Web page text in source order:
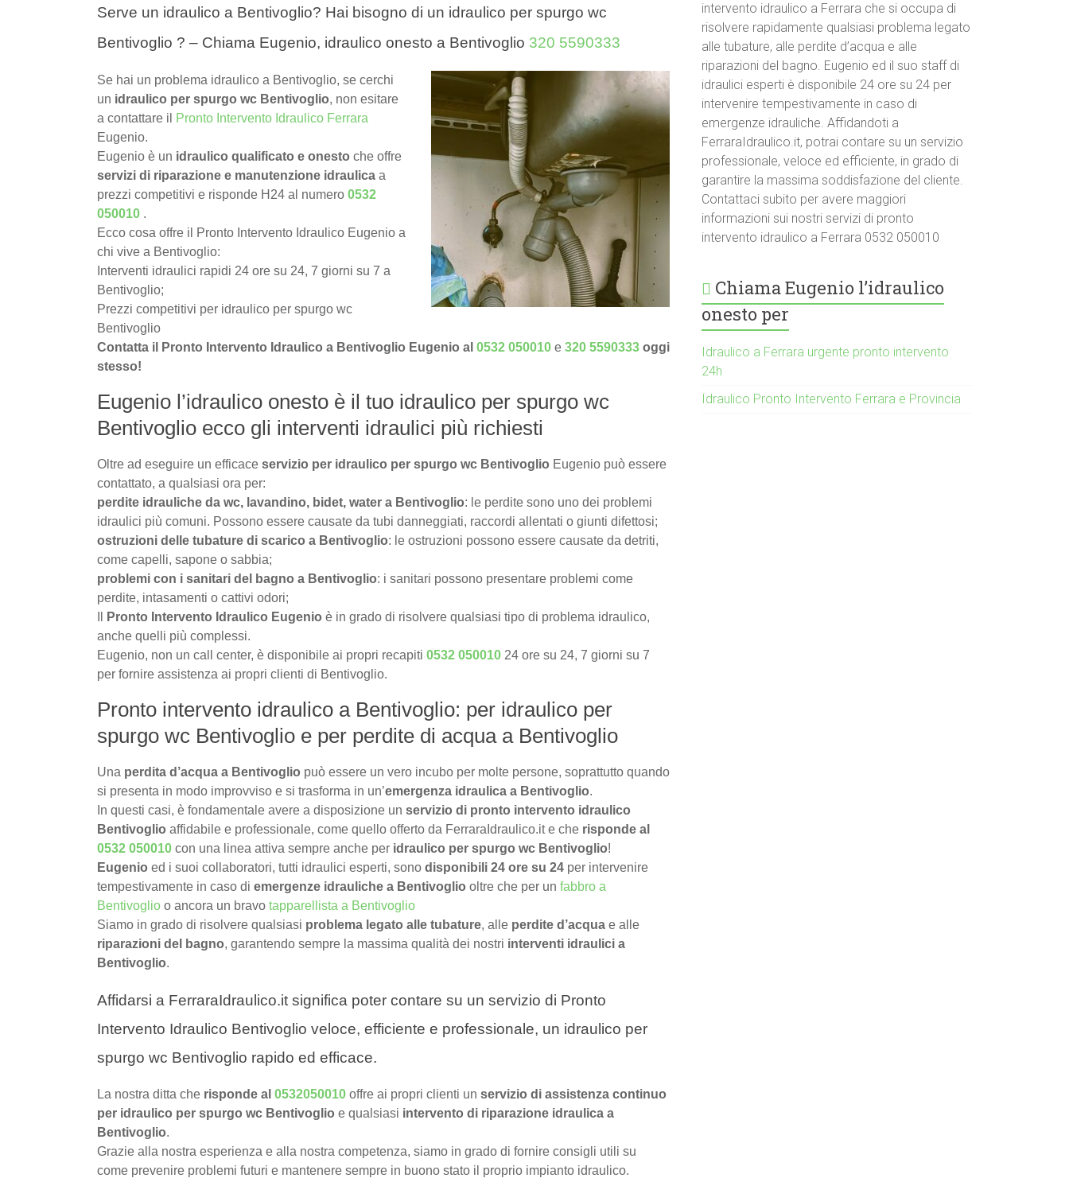
Serve un idraulico a Bentivoglio? Hai bisogno di un idraulico per spurgo wc
Bentivoglio ? – Chiama Eugenio, idraulico onesto a Bentivoglio 320 5590333
Se hai un problema idraulico a Bentivoglio, se cerchi
un idraulico per spurgo wc Bentivoglio, non esitare
a contattare il
Pronto Intervento Idraulico Ferrara
Eugenio.
Eugenio è un idraulico qualificato e onesto che offre
servizi di riparazione e manutenzione idraulica a
prezzi competitivi e risponde H24 al numero 0532
050010 .
Ecco cosa offre il Pronto Intervento Idraulico Eugenio a
chi vive a Bentivoglio:
Interventi idraulici rapidi 24 ore su 24, 7 giorni su 7 a
Bentivoglio;
Prezzi competitivi per idraulico per spurgo wc
Bentivoglio
Contatta il Pronto Intervento Idraulico a Bentivoglio Eugenio al 0532 050010 e 320 5590333 oggi
stesso!
Eugenio l’idraulico onesto è il tuo idraulico per spurgo wc
Bentivoglio ecco gli interventi idraulici più richiesti
Oltre ad eseguire un efficace servizio per idraulico per spurgo wc Bentivoglio Eugenio può essere
contattato, a qualsiasi ora per:
perdite idrauliche da wc, lavandino, bidet, water a Bentivoglio: le perdite sono uno dei problemi
idraulici più comuni. Possono essere causate da tubi danneggiati, raccordi allentati o giunti difettosi;
ostruzioni delle tubature di scarico a Bentivoglio: le ostruzioni possono essere causate da detriti,
come capelli, sapone o sabbia;
problemi con i sanitari del bagno a Bentivoglio: i sanitari possono presentare problemi come
perdite, intasamenti o cattivi odori;
Pronto Intervento Idraulico Eugenio è in grado di risolvere qualsiasi tipo di problema idraulico,
anche quelli più complessi.
Eugenio, non un call center, è disponibile ai propri recapiti 0532 050010 24 ore su 24, 7 giorni su 7
per fornire assistenza ai propri clienti di Bentivoglio.
Pronto intervento idraulico a Bentivoglio: per idraulico per
spurgo wc Bentivoglio e per perdite di acqua a Bentivoglio
Una perdita d’acqua a Bentivoglio può essere un vero incubo per molte persone, soprattutto quando
si presenta in modo improvviso e si trasforma in un’emergenza idraulica a Bentivoglio.
In questi casi, è fondamentale avere a disposizione un servizio di pronto intervento idraulico
Bentivoglio affidabile e professionale, come quello offerto da FerraraIdraulico.it e che risponde al
0532 050010 con una linea attiva sempre anche per idraulico per spurgo wc Bentivoglio!
Eugenio ed i suoi collaboratori, tutti idraulici esperti, sono disponibili 24 ore su 24 per intervenire
tempestivamente in caso di emergenze idrauliche a Bentivoglio oltre che per un fabbro a
Bentivoglio o ancora un bravo tapparellista a Bentivoglio
Siamo in grado di risolvere qualsiasi problema legato alle tubature, alle perdite d’acqua e alle
riparazioni del bagno, garantendo sempre la massima qualità dei nostri interventi idraulici a
Bentivoglio.
Affidarsi a FerraraIdraulico.it significa poter contare su un servizio di Pronto
Intervento Idraulico Bentivoglio veloce, efficiente e professionale, un idraulico per
spurgo wc Bentivoglio rapido ed efficace.
La nostra ditta che risponde al 0532050010 offre ai propri clienti un servizio di assistenza continuo
per idraulico per spurgo wc Bentivoglio e qualsiasi intervento di riparazione idraulica a
Bentivoglio.
Grazie alla nostra esperienza e alla nostra competenza, siamo in grado di fornire consigli utili su
come prevenire problemi futuri e mantenere sempre in buono stato il proprio impianto idraulico.
intervento idraulico a Ferrara che si occupa di
risolvere rapidamente qualsiasi problema legato
alle tubature, alle perdite d’acqua e alle
riparazioni del bagno. Eugenio ed il suo staff di
idraulici esperti è disponibile 24 ore su 24 per
intervenire tempestivamente in caso di
emergenze idrauliche. Affidandoti a
FerraraIdraulico.it, potrai contare su un servizio
professionale, veloce ed efficiente, in grado di
garantire la massima soddisfazione del cliente.
Contattaci subito per avere maggiori
informazioni sui nostri servizi di pronto
intervento idraulico a Ferrara 0532 050010
Chiama Eugenio l’idraulico
onesto per
Idraulico a Ferrara urgente pronto intervento
24h
Idraulico Pronto Intervento Ferrara e Provincia